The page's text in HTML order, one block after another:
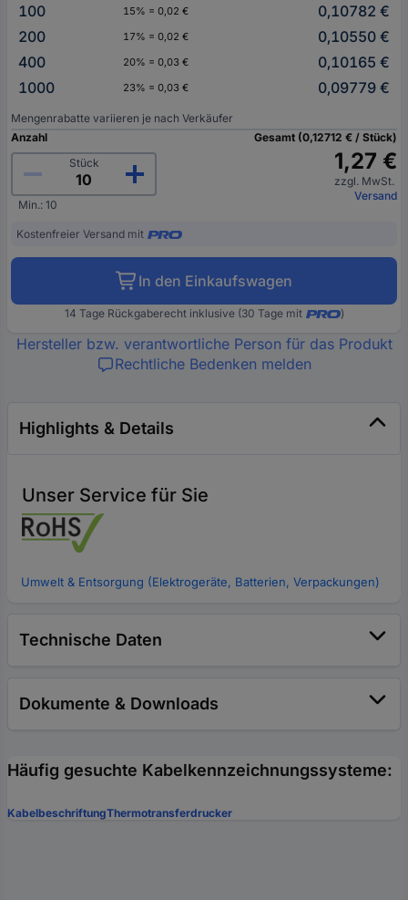
100
15% = 0,02 €
0,10782 €
200
17% = 0,02 €
0,10550 €
400
20% = 0,03 €
0,10165 €
1000
23% = 0,03 € 0,09779 €
Mengenrabatte variieren je nach Verkäufer
Anzahl
Stück
Min.: 10
Gesamt (0,12712 € / Stück)
1,27 €
zzgl. MwSt.
Versand
Kostenfreier Versand mit
In den Einkaufswagen
14 Tage Rückgaberecht inklusive (30 Tage mit )
Hersteller bzw. verantwortliche Person für das Produkt
Rechtliche Bedenken melden
Highlights & Details
Unser Service für Sie
Umwelt & Entsorgung (Elektrogeräte, Batterien, Verpackungen)
Technische Daten
Dokumente & Downloads
Häufig gesuchte Kabelkennzeichnungssysteme:
KabelbeschriftungThermotransferdrucker